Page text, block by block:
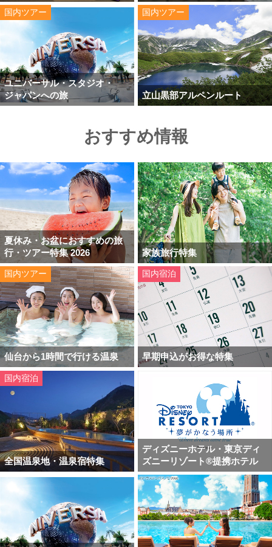
国内ツアー
ユニバーサル・スタジオ・
ジャパンへの旅
国内ツアー
立山黒部アルペンルート
おすすめ情報
夏休み・お盆におすすめの旅
行・ツアー特集 2026
家族旅行特集
国内ツアー
仙台から1時間で行ける温泉
国内宿泊
早期申込がお得な特集
国内宿泊
全国温泉地・温泉宿特集
ディズニーホテル・東京ディ
ズニーリゾート®提携ホテル